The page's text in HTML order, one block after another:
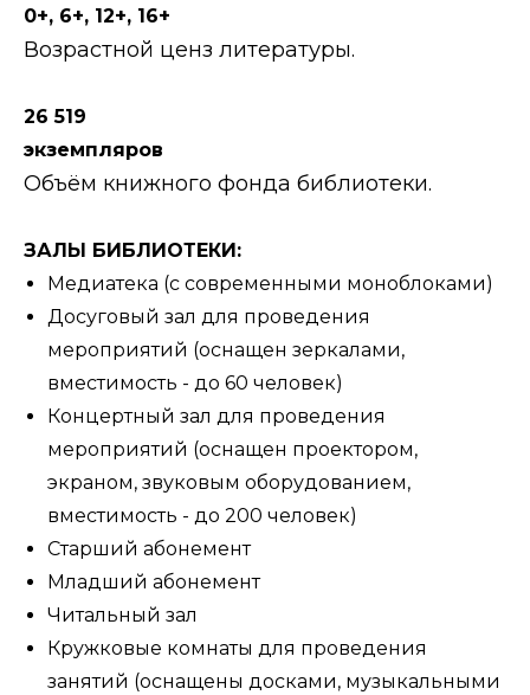
0+, 6+, 12+, 16+
Возрастной ценз литературы.
26 519
экземпляров
Объём книжного фонда библиотеки.
ЗАЛЫ БИБЛИОТЕКИ:
Медиатека (с современными моноблоками)
Досуговый зал для проведения
мероприятий (оснащен зеркалами,
вместимость - до 60 человек)
Концертный зал для проведения
мероприятий (оснащен проектором,
экраном, звуковым оборудованием,
вместимость - до 200 человек)
Старший абонемент
Младший абонемент
Читальный зал
Кружковые комнаты для проведения
занятий (оснащены досками, музыкальными